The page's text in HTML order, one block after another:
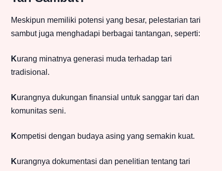
Meskipun memiliki potensi yang besar, pelestarian tari
sambut juga menghadapi berbagai tantangan, seperti:
Kurang minatnya generasi muda terhadap tari
tradisional.
Kurangnya dukungan finansial untuk sanggar tari dan
komunitas seni.
Kompetisi dengan budaya asing yang semakin kuat.
Kurangnya dokumentasi dan penelitian tentang tari